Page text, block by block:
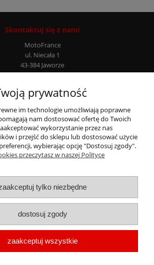
Skontaktuj się z nami
MotoFrance
ul. Niecała 1
43-384 Jaworze
Infolinia: +48 507 777 807
Moje konto
Płatności i dostawa
Informacje
identyfikacyjnych. Mogą być one zastrzeżonymi
prywatność
im technologie umożliwiają poprawne
nam dostosować ofertę do Twoich
wykorzystanie przez nas
i przejść do sklepu lub dostosować użycie
wybierając opcję "Dostosuj zgody".
przeczytasz w naszej Polityce
tylko niezbędne
dostosuj zgody
zaakceptuj wszystkie